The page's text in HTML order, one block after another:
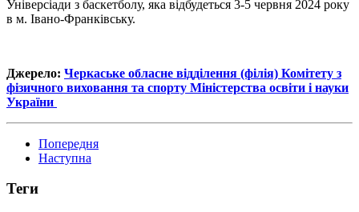
Універсіади з баскетболу, яка відбудеться 3-5 червня 2024 року
в м. Івано-Франківську.
Джерело: Черкаське обласне відділення (філія) Комітету з
фізичного виховання та спорту Міністерства освіти і науки
України
Попередня
Наступна
Теги